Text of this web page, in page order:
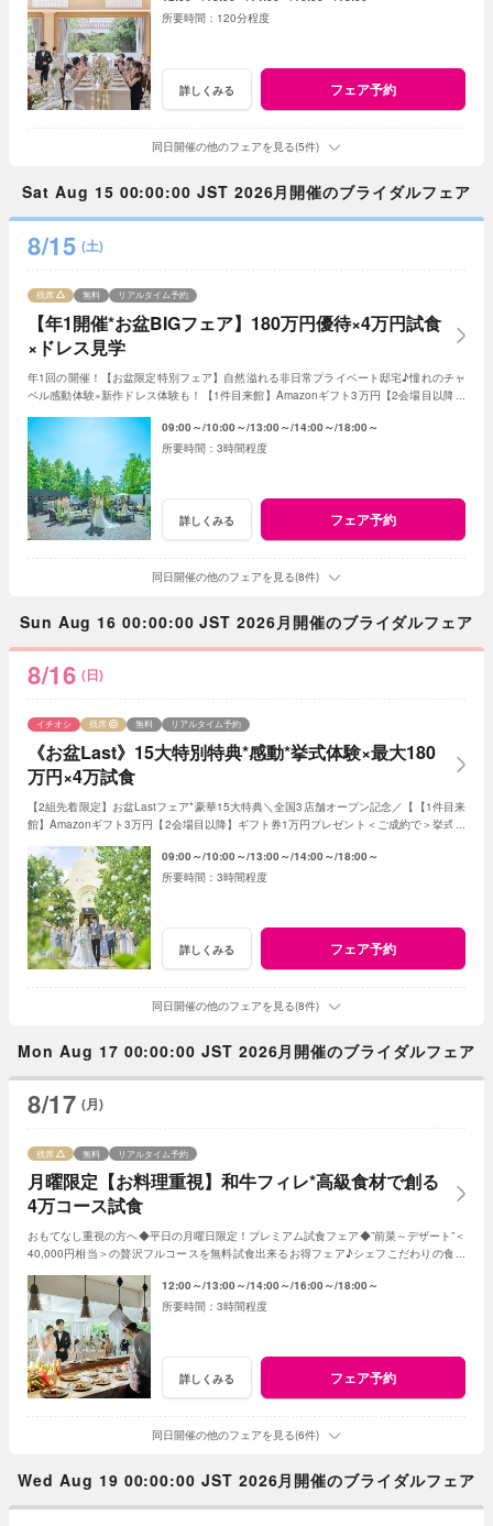
120分程度
詳しくみる フェア予約
同日開催の他のフェアを見る(5件)
Sat Aug 15 00:00:00 JST 2026月開催のブライダルフェア
8/15 (土)
【年1開催*お盆BIGフェア】180万円優待×4万円試食
×ドレス見学
残席 無料 リアルタイム予約
年1回の開催！【お盆限定特別フェア】自然溢れる非日常プライベート邸宅♪憧れのチャ
ペル感動体験×新作ドレス体験も！【1件目来館】Amazonギフト3万円【2会場目以降】
09:00～ 10:00～ 13:00～ 14:00～ 18:00～
3時間程度
詳しくみる フェア予約
同日開催の他のフェアを見る(8件)
Sun Aug 16 00:00:00 JST 2026月開催のブライダルフェア
8/16 (日)
《お盆Last》15大特別特典*感動*挙式体験×最大180
万円×4万試食
イチオシ 残席 無料 リアルタイム予約
【2組先着限定】お盆Lastフェア*豪華15大特典＼全国3店舗オープン記念／【【1件目来
館】Amazonギフト3万円【2会場目以降】ギフト券1万円プレゼント＜ご成約で＞挙式料
09:00～ 10:00～ 13:00～ 14:00～ 18:00～
3時間程度
詳しくみる フェア予約
同日開催の他のフェアを見る(8件)
Mon Aug 17 00:00:00 JST 2026月開催のブライダルフェア
8/17 (月)
月曜限定【お料理重視】和牛フィレ*高級食材で創る
4万コース試食
残席 無料 リアルタイム予約
おもてなし重視の方へ◆平日の月曜日限定！プレミアム試食フェア◆”前菜～デザート”＜
40,000円相当＞の贅沢フルコースを無料試食出来るお得フェア♪シェフこだわりの食材
12:00～ 13:00～ 14:00～ 16:00～ 18:00～
3時間程度
詳しくみる フェア予約
同日開催の他のフェアを見る(6件)
Wed Aug 19 00:00:00 JST 2026月開催のブライダルフェア